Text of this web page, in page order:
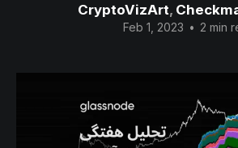
CryptoVizArt,
Feb 1, 2023 • 2 min